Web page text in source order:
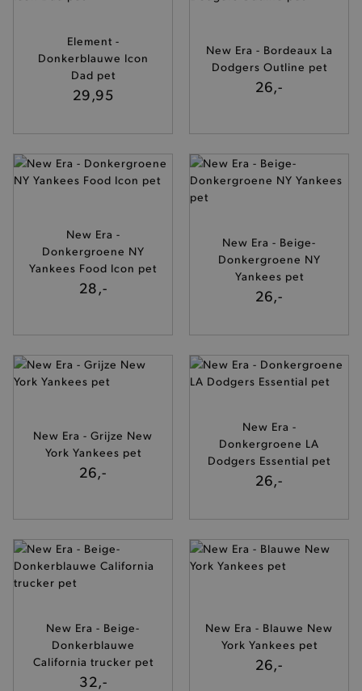
Element -
Donkerblauwe Icon
Dad pet
29,95
New Era - Bordeaux La
Dodgers Outline pet
26,-
New Era -
Donkergroene NY
Yankees Food Icon pet
28,-
New Era - Beige-
Donkergroene NY
Yankees pet
26,-
New Era - Grijze New
York Yankees pet
26,-
New Era -
Donkergroene LA
Dodgers Essential pet
26,-
New Era - Beige-
Donkerblauwe
California trucker pet
32,-
New Era - Blauwe New
York Yankees pet
26,-